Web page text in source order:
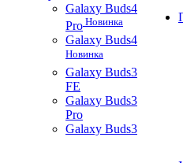
Galaxy Buds4
Pro Новинка
Galaxy Buds4
Новинка
Galaxy Buds3
FE
Galaxy Buds3
Pro
Galaxy Buds3